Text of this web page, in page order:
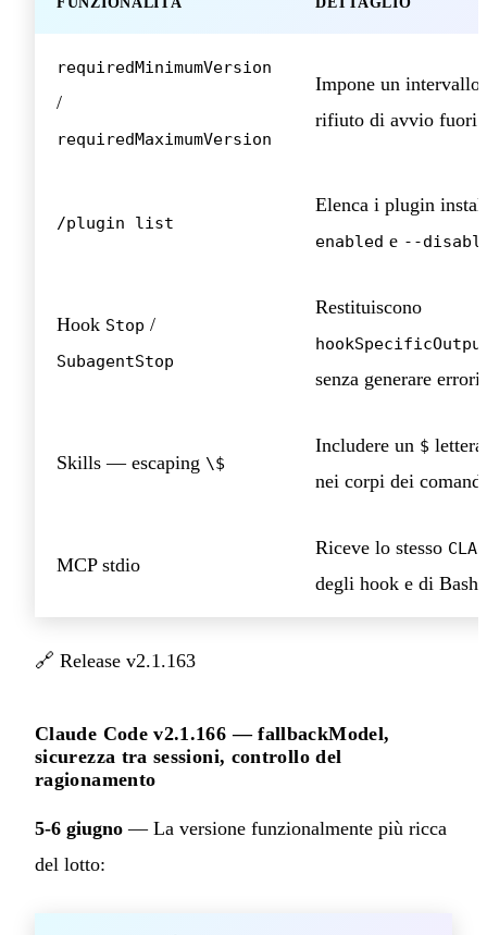
requiredMinimumVersion
/
requiredMaximumVersion
Impone un intervallo
rifiuto di avvio fuori
/plugin list
Elenca i plugin
enabled e --
Hook Stop /
SubagentStop
Restituiscono
senza generare errori
Skills — escaping \$
Includere un $
nei corpi dei comandi
MCP stdio
Riceve lo stesso
degli hook e di Bash
🔗 Release v2.1.163
Claude Code v2.1.166 — fallbackModel,
sicurezza tra sessioni, controllo del
ragionamento
5-6 giugno — La versione funzionalmente più ricca
del lotto: